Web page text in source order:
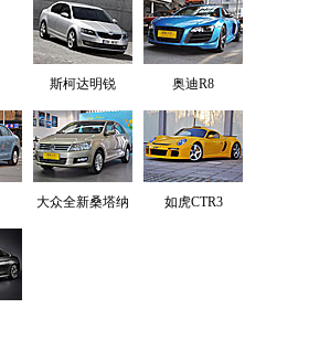
斯柯达明锐 奥迪R8
大众全新桑塔纳 如虎CTR3